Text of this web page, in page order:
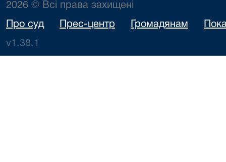
2026 © Всі права захищені
Про суд Прес-центр Громадянам
v1.38.1